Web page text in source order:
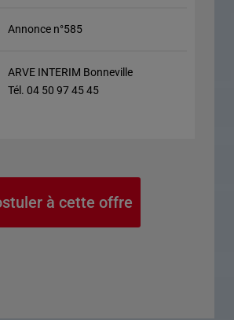
Annonce n°585
ARVE INTERIM Bonneville
Tél. 04 50 97 45 45
à cette offre